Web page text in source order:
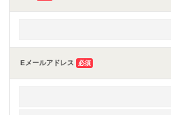
Eメールアドレス 必須